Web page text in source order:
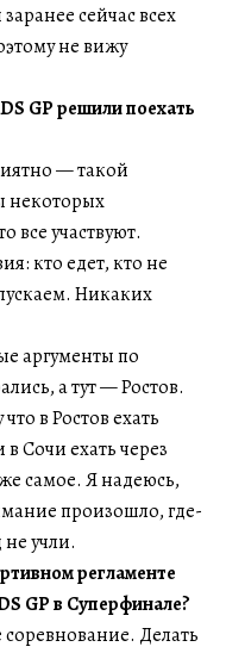
сейчас всех
не вижу
GP решили поехать
— такой
некоторых
все участвуют.
кто едет, кто не
Никаких
аргументы по
а тут — Ростов.
в Ростов ехать
Сочи ехать через
самое. Я надеюсь,
произошло, где-
учли.
регламенте
GP в Суперфинале?
Делать